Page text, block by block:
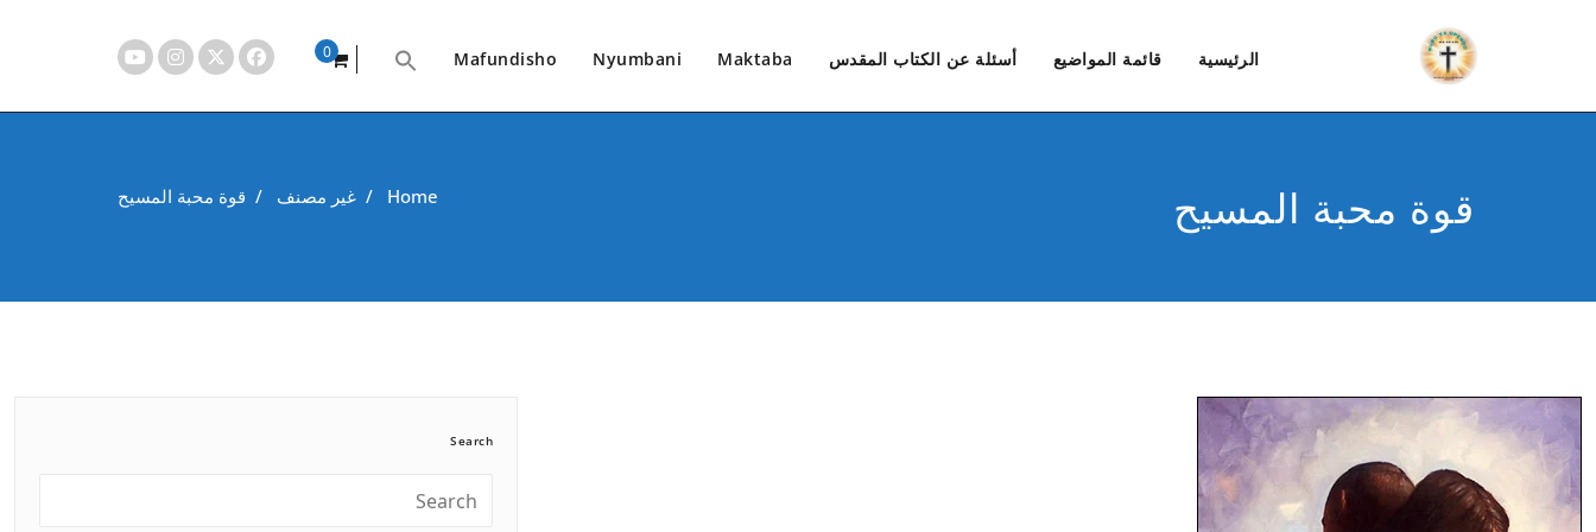
الرئيسية قائمة المواضيع أسئلة عن الكتاب المقدس Maktaba
Nyumbani
Mafundisho
0
قوة محبة المسيح Home
/ غير مصنف / قوة محبة المسيح
Search